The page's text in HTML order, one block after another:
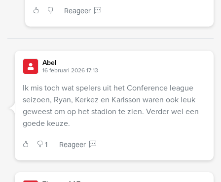
Reageer
Abel
16 februari 2026 17:13
Ik mis toch wat spelers uit het Conference league
seizoen, Ryan, Kerkez en Karlsson waren ook leuk
geweest om op het stadion te zien. Verder wel een
goede keuze.
1 Reageer